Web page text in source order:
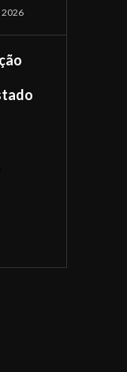
2026